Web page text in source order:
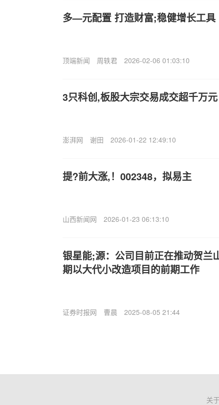
多—元配置 打造财富;稳健增长工具
顶端新闻 周轶君 2026-02-06 01:03:10
3只科创,板股大宗交易成交超千万元
澎湃网 谢田 2026-01-22 12:49:10
提?前大涨,！002348，拟易主
山西新闻网 2026-01-23 06:13:10
银星能;源：公司目前正在推动贺兰
期以大代小改造项目的前期工作
证券时报网 曹晨 2025-08-05 21:44
关